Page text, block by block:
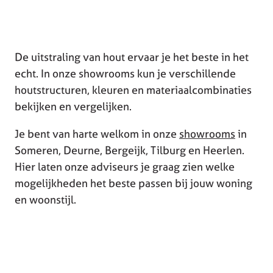
De uitstraling van hout ervaar je het beste in het
echt. In onze showrooms kun je verschillende
houtstructuren, kleuren en materiaalcombinaties
bekijken en vergelijken.
Je bent van harte welkom in onze showroomsin
Someren, Deurne, Bergeijk, Tilburg en Heerlen.
Hier laten onze adviseurs je graag zien welke
mogelijkheden het beste passen bij jouw woning
en woonstijl.